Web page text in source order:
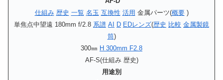
仕組み 歴史 一覧 名玉 互換性 活用 金属パーツ(概要)
単焦点中望遠 180mm f/2.8 系譜 AI D EDレンズ(歴史 比較 金属製鏡
筒)
300㎜ H 300mm F2.8
AF-S(仕組み 歴史)
用途別